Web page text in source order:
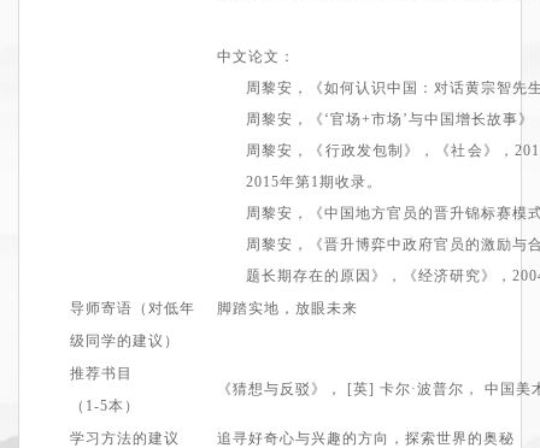
中文论文 ：
周黎安，《如何认识中国：对话黄宗智先
周黎安，《 ‘官场+市场’与中国增长故事》
周黎安，《 行政发包制 》 ，《社会》 ，
2015年第1期收录。
周黎安，《中国地方官员的晋升锦标赛模
周黎安，《晋升博弈中政府官员的激励与
题长期存在的原因 》， 《经济研究》 ，
导师寄语（对低年
级同学的建议）
脚踏实地，放眼未来
推荐书目
（1 -5本）
《猜想与反驳 》， [英] 卡尔·波普尔 ， 中国美
学习方法的建议 追寻好奇心与兴趣的方向，探索世界的奥秘